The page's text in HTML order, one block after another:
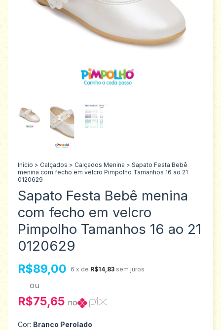
Início > Calçados > Calçados Menina > Sapato Festa Bebê
menina com fecho em velcro Pimpolho Tamanhos 16 ao 21
0120629
Sapato Festa Bebê menina
com fecho em velcro
Pimpolho Tamanhos 16 ao 21
0120629
R$89,00 6 x de R$14,83 sem juros
ou
R$75,65 no
Cor: Branco Perolado